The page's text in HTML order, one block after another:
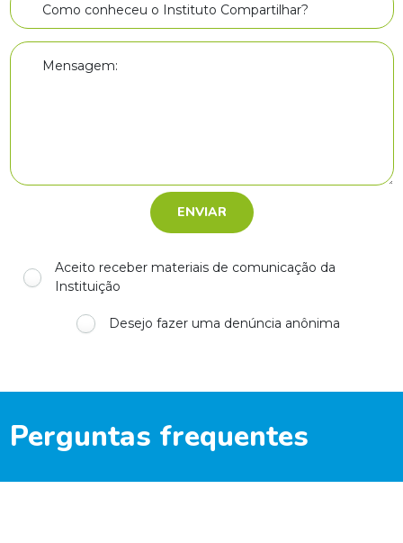
Como conheceu o Instituto Compartilhar?
Mensagem:
Aceito receber materiais de comunicação da
Instituição
Desejo fazer uma denúncia anônima
Perguntas frequentes